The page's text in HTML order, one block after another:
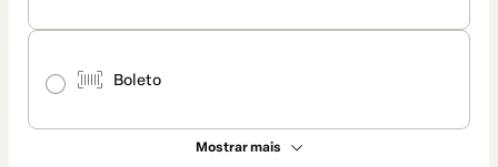
Boleto
Mostrar mais